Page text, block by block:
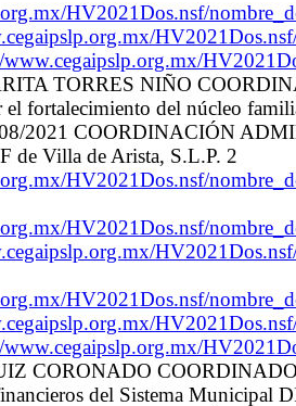
HV2021Dos.nsf/
www.cegaipslp.org.mx/
TORRES NIÑO
el fortalecimiento del núcleo
2021 COORDINACIÓN
de Villa de Arista, S.L.P. 2
HV2021Dos.nsf/
HV2021Dos.nsf/
HV2021Dos.nsf/
www.cegaipslp.org.mx/
CORONADO
del Sistema